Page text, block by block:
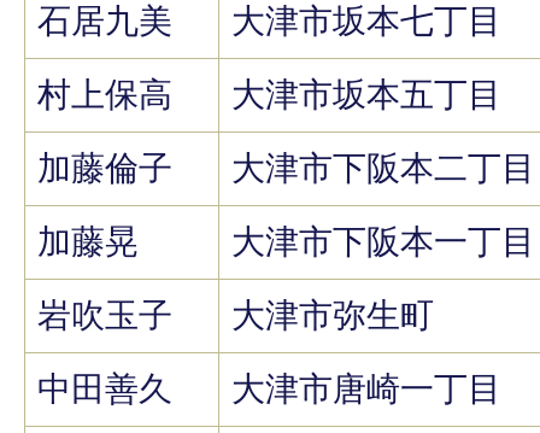
石居九美
大津市坂本七丁目
村上保高
大津市坂本五丁目
加藤倫子
大津市下阪本二丁目
加藤晃
大津市下阪本一丁目
岩吹玉子
大津市弥生町
中田善久
大津市唐崎一丁目